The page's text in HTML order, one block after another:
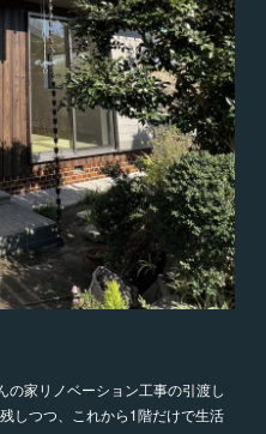
家リノベーション工事の引渡し
しつつ、これから1階だけで生活